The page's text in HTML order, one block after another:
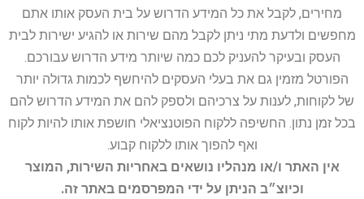
מחירים, לקבל את כל המידע הדרוש על בית העסק אותו אתם
מחפשים ולדעת מתי ניתן לקבל מהם שירות או להגיע ישירות לבית
העסק ובעיקר להעניק לכם כמה שיותר מידע הדרוש עבורכם.
הפורטל מזמין גם את בעלי העסקים להיחשף לכמות גדולה יותר
של לקוחות, לענות על צרכיהם ולספק להם את המידע הדרוש להם
בכל זמן נתון. החשיפה ללקוח הפוטנציאלי חושפת אותו להיות לקוח
ואף להפוך אותו ללקוח קבוע.
אין האתר ו/או מנהליו נושאים באחריות השירות, המוצר
וכיוצ״ב הניתן על ידי המפרסמים באתר זה.